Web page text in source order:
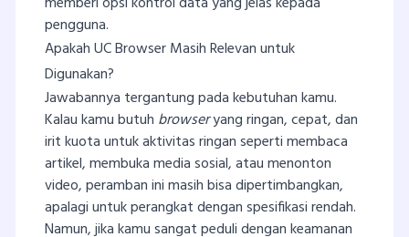
pengguna.
Apakah UC Browser Masih Relevan untuk
Digunakan?
Jawabannya tergantung pada kebutuhan kamu.
Kalau kamu butuh browseryang ringan, cepat, dan
irit kuota untuk aktivitas ringan seperti membaca
artikel, membuka media sosial, atau menonton
video, peramban ini masih bisa dipertimbangkan,
apalagi untuk perangkat dengan spesifikasi rendah.
Namun, jika kamu sangat peduli dengan keamanan